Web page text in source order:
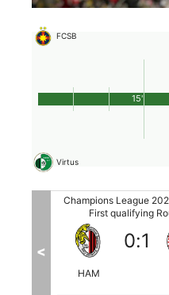
FCSB
Virtus
15'
Champions League
First qualifying
HAM
0:1
<